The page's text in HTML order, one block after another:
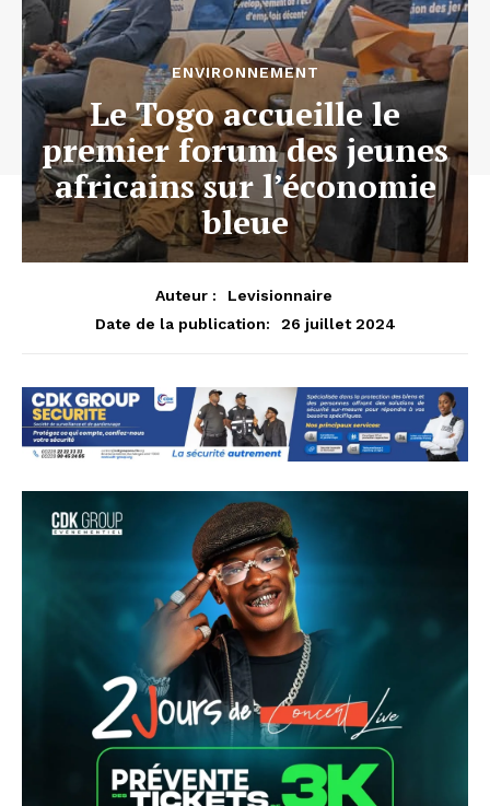
ENVIRONNEMENT
Le Togo accueille le
premier forum des jeunes
africains sur l’économie
bleue
Auteur :
Levisionnaire
Date de la publication:
26 juillet 2024